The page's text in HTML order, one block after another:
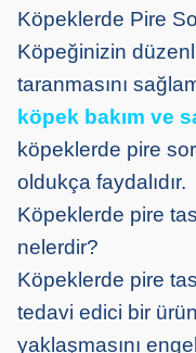
Köpeklerde Pire
Köpeğinizin
taranmasını
köpek bakım ve
köpeklerde pire
oldukça faydalıdır.
Köpeklerde pire
nelerdir?
Köpeklerde pire
tedavi edici bir
yaklaşmasını